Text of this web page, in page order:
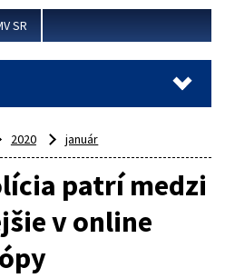
SR
2020 január
patrí medzi
v online